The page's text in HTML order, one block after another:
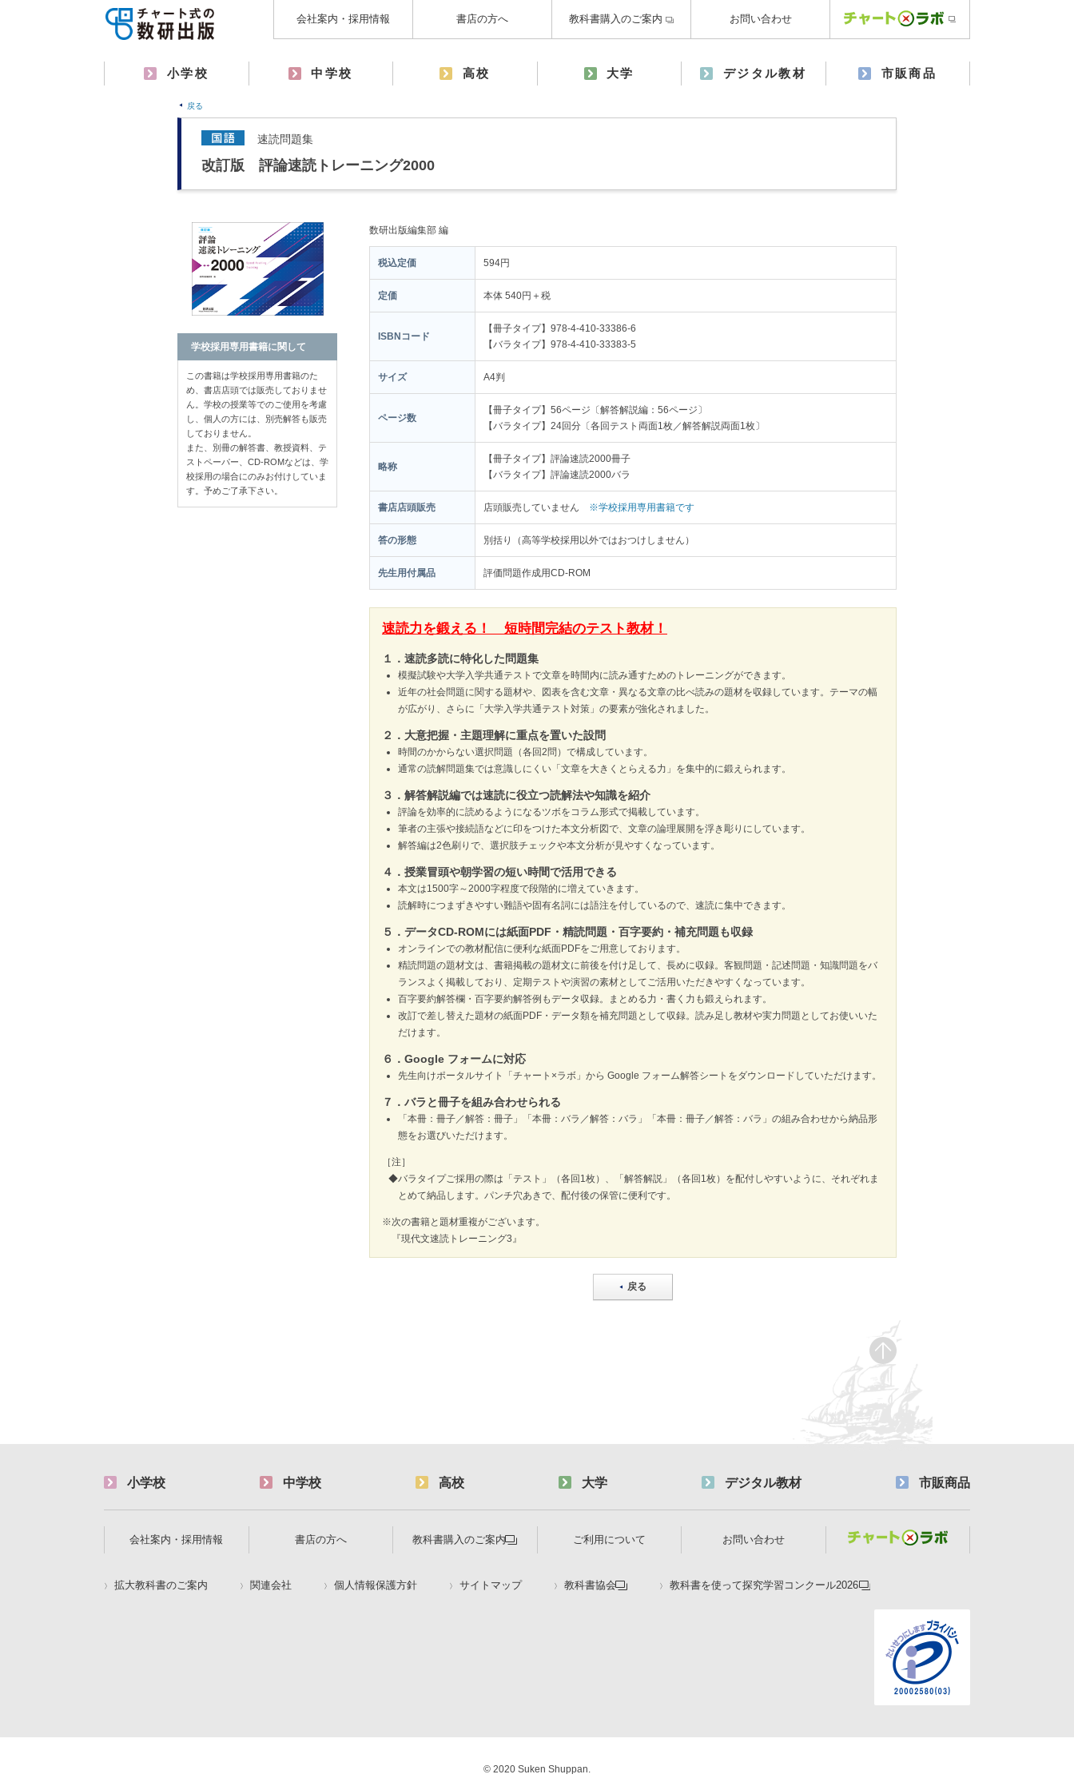
会社案内・採用情報 書店の方へ 教科書購入のご案内 お問い合わせ
小学校 中学校 高校 大学 デジタル教材 市販商品
戻る
速読問題集
改訂版 評論速読トレーニング2000
数研出版編集部 編
税込定価 594円
定価 本体 540円＋税
ISBNコード
【冊子タイプ】978-4-410-33386-6
【バラタイプ】978-4-410-33383-5
サイズ A4判
ページ数
【冊子タイプ】56ページ〔解答解説編：56ページ〕
【バラタイプ】24回分〔各回テスト両面1枚／解答解説両面1枚〕
略称
【冊子タイプ】評論速読2000冊子
【バラタイプ】評論速読2000バラ
書店店頭販売 店頭販売していません ※学校採用専用書籍です
答の形態 別括り（高等学校採用以外ではおつけしません）
先生用付属品 評価問題作成用CD-ROM
速読力を鍛える！ 短時間完結のテスト教材！
１．速読多読に特化した問題集
模擬試験や大学入学共通テストで文章を時間内に読み通すためのトレーニングができます。
近年の社会問題に関する題材や、図表を含む文章・異なる文章の比べ読みの題材を収録しています。テーマの幅
が広がり、さらに「大学入学共通テスト対策」の要素が強化されました。
２．大意把握・主題理解に重点を置いた設問
時間のかからない選択問題（各回2問）で構成しています。
通常の読解問題集では意識しにくい「文章を大きくとらえる力」を集中的に鍛えられます。
３．解答解説編では速読に役立つ読解法や知識を紹介
評論を効率的に読めるようになるツボをコラム形式で掲載しています。
筆者の主張や接続語などに印をつけた本文分析図で、文章の論理展開を浮き彫りにしています。
解答編は2色刷りで、選択肢チェックや本文分析が見やすくなっています。
４．授業冒頭や朝学習の短い時間で活用できる
本文は1500字～2000字程度で段階的に増えていきます。
読解時につまずきやすい難語や固有名詞には語注を付しているので、速読に集中できます。
５．データCD-ROMには紙面PDF・精読問題・百字要約・補充問題も収録
オンラインでの教材配信に便利な紙面PDFをご用意しております。
精読問題の題材文は、書籍掲載の題材文に前後を付け足して、長めに収録。客観問題・記述問題・知識問題をバ
ランスよく掲載しており、定期テストや演習の素材としてご活用いただきやすくなっています。
百字要約解答欄・百字要約解答例もデータ収録。まとめる力・書く力も鍛えられます。
改訂で差し替えた題材の紙面PDF・データ類を補充問題として収録。読み足し教材や実力問題としてお使いいた
だけます。
６．Google フォームに対応
先生向けポータルサイト「チャート×ラボ」から Google フォーム解答シートをダウンロードしていただけます。
７．バラと冊子を組み合わせられる
「本冊：冊子／解答：冊子」「本冊：バラ／解答：バラ」「本冊：冊子／解答：バラ」の組み合わせから納品形
態をお選びいただけます。
［注］
◆バラタイプご採用の際は「テスト」（各回1枚）、「解答解説」（各回1枚）を配付しやすいように、それぞれま
とめて納品します。パンチ穴あきで、配付後の保管に便利です。
※次の書籍と題材重複がございます。
『現代文速読トレーニング3』
戻る
学校採用専用書籍に関して
この書籍は学校採用専用書籍のた
め、書店店頭では販売しておりませ
ん。学校の授業等でのご使用を考慮
し、個人の方には、別売解答も販売
しておりません。
また、別冊の解答書、教授資料、テ
ストペーパー、CD-ROMなどは、学
校採用の場合にのみお付けしていま
す。予めご了承下さい。
小学校 中学校 高校 大学 デジタル教材 市販商品
会社案内・採用情報 書店の方へ 教科書購入のご案内 ご利用について お問い合わせ
拡大教科書のご案内 関連会社 個人情報保護方針 サイトマップ 教科書協会 教科書を使って探究学習コンクール2026
© 2020 Suken Shuppan.